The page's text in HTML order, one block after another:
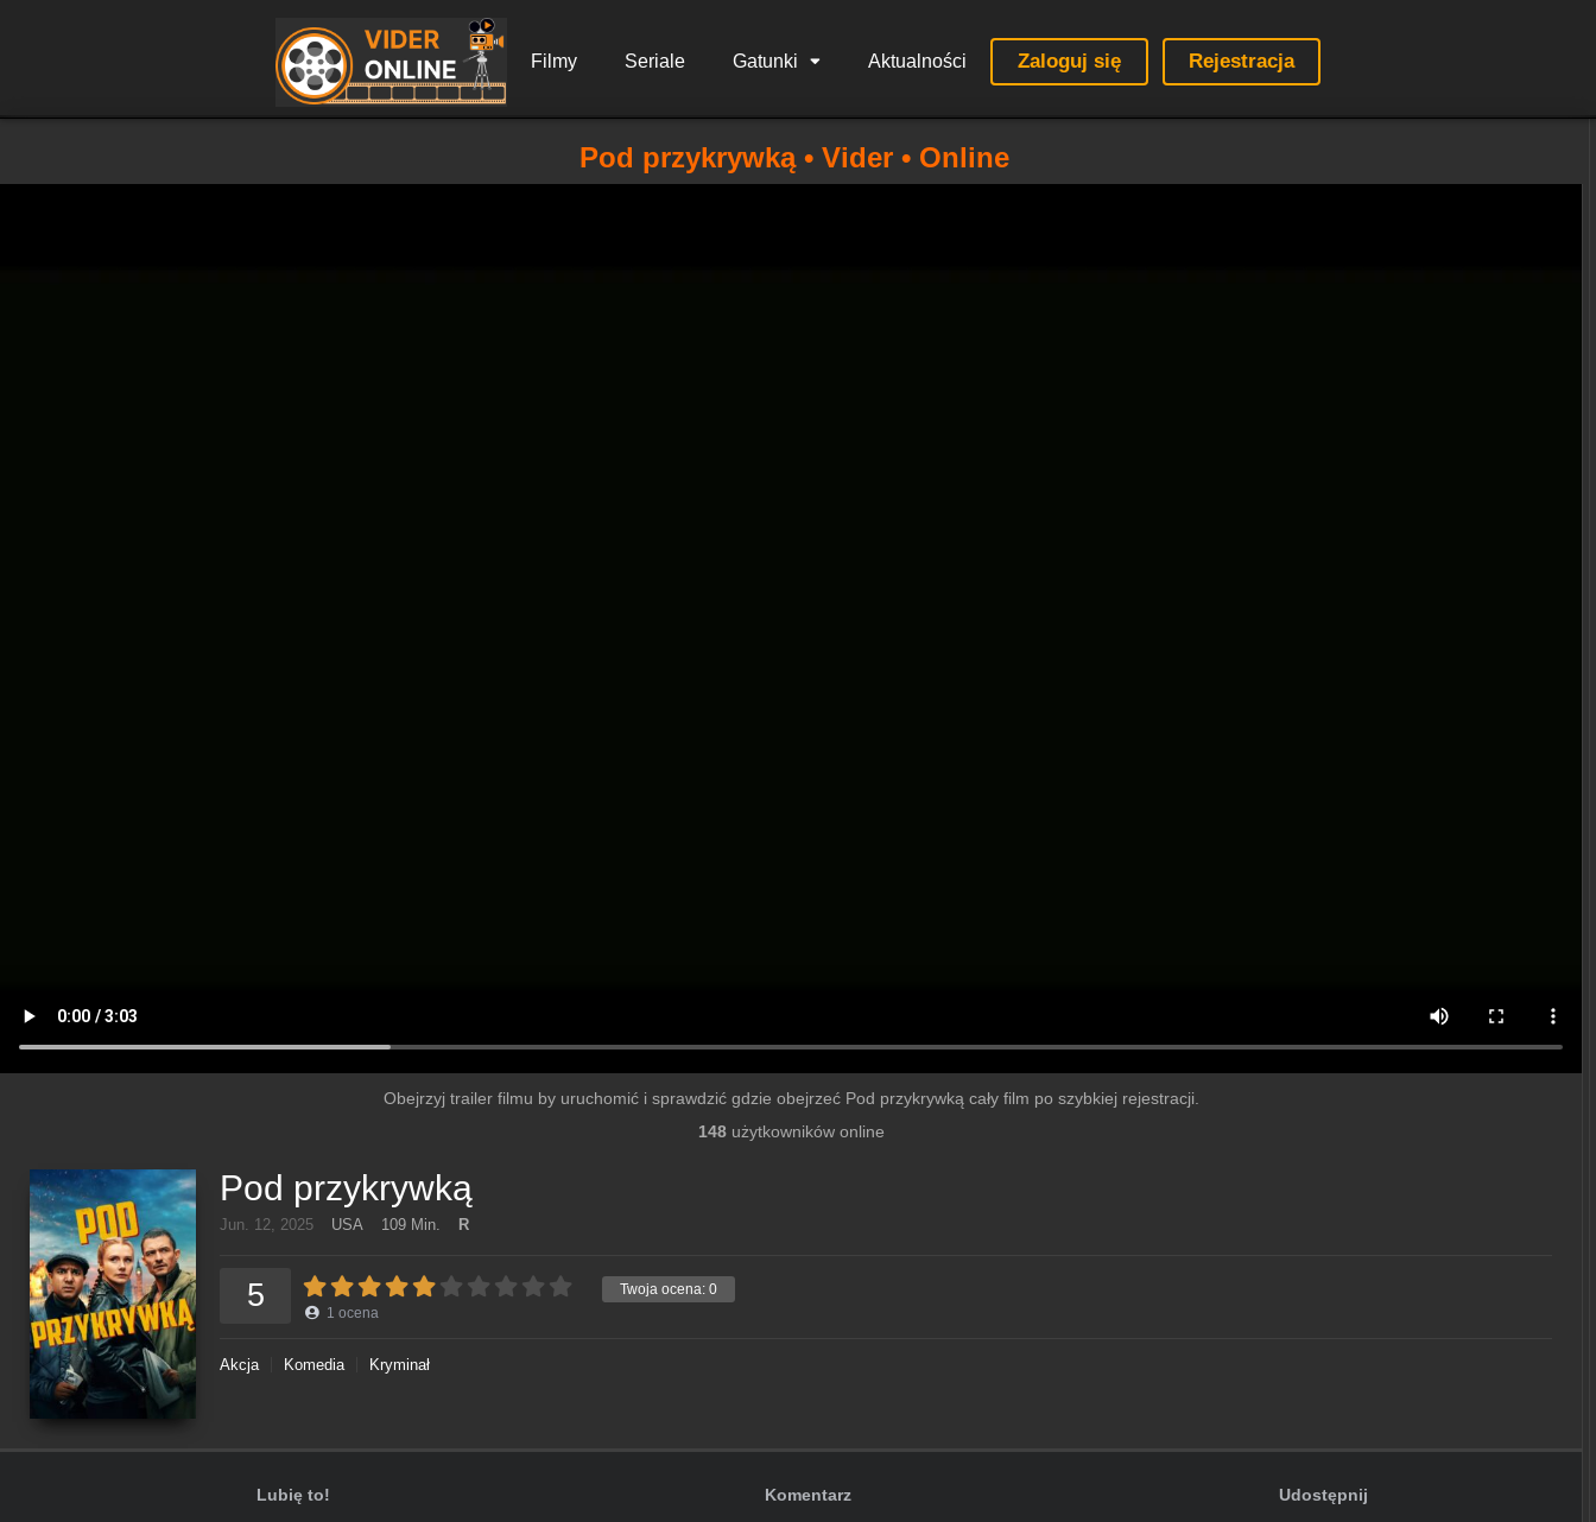
Filmy Seriale Gatunki Aktualności Zaloguj się Rejestracja
Pod przykrywką • Vider • Online
Obejrzyj trailer filmu by uruchomić i sprawdzić gdzie obejrzeć Pod przykrywką cały film po szybkiej rejestracji.
148użytkowników online
Pod przykrywką
Jun. 12, 2025 USA 109 Min. R
Twoja ocena: 0
5 1 ocena
Akcja Komedia Kryminał
Lubię to! Komentarz Udostępnij